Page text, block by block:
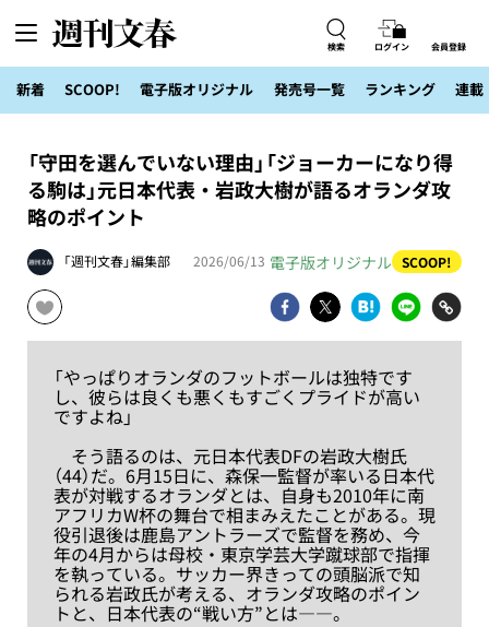
検索 ログイン 会員登録
新着 SCOOP! 電子版オリジナル 発売号一覧 ランキング 連載
「守田を選んでいない理由」「ジョーカーになり得
る駒は」元日本代表・岩政大樹が語るオランダ攻
略のポイント
「週刊文春」編集部 2026/06/13 電子版オリジナル SCOOP!
「やっぱりオランダのフットボールは独特です
し、彼らは良くも悪くもすごくプライドが高い
ですよね」
そう語るのは、元日本代表DFの岩政大樹氏
（44）だ。6月15日に、森保一監督が率いる日本代
表が対戦するオランダとは、自身も2010年に南
アフリカW杯の舞台で相まみえたことがある。現
役引退後は鹿島アントラーズで監督を務め、今
年の4月からは母校・東京学芸大学蹴球部で指揮
を執っている。サッカー界きっての頭脳派で知
られる岩政氏が考える、オランダ攻略のポイン
トと、日本代表の“戦い方”とは――。